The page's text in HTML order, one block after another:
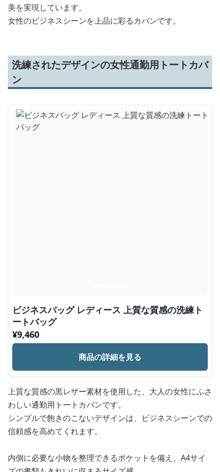
美を実現しています。
女性のビジネスシーンを上品に彩るカバンです。
洗練されたデザインの女性通勤用トートカバ
ン
ビジネスバッグ レディース 上質な質感の洗練ト
ートバッグ
¥9,460
商品の詳細を見る
上質な質感の黒レザー素材を使用した、大人の女性にふさ
わしい通勤用トートカバンです。
シンプルで飽きのこないデザインは、ビジネスシーンでの
信頼感を高めてくれます。
内側に必要な小物を整理できるポケットを備え、A4サイ